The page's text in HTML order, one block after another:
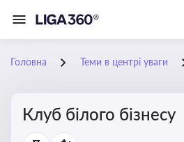
Головна Теми в центрі уваги
Клуб білого бізнесу